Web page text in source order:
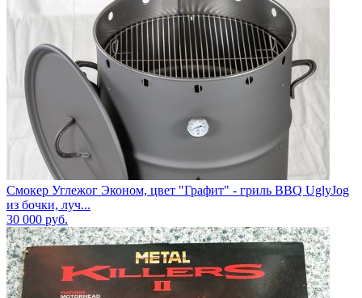
Смокер Углежог Эконом, цвет "Графит" - гриль BBQ UglyJog
из бочки, луч...
30 000 руб.